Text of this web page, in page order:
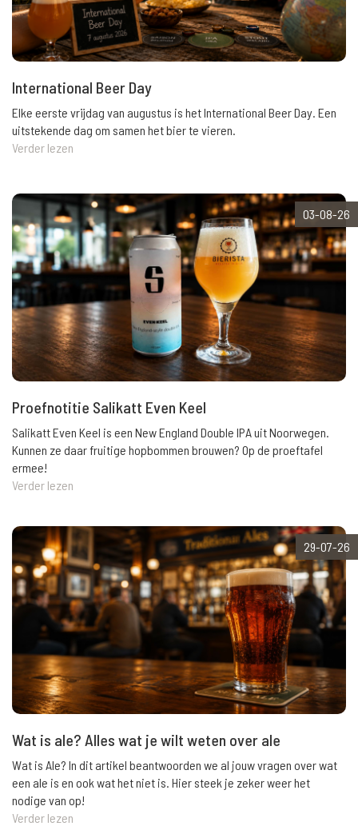
International Beer Day
Elke eerste vrijdag van augustus is het International Beer Day. Een
uitstekende dag om samen het bier te vieren.
Verder lezen
03-08-26
Proefnotitie Salikatt Even Keel
Salikatt Even Keel is een New England Double IPA uit Noorwegen.
Kunnen ze daar fruitige hopbommen brouwen? Op de proeftafel
ermee!
Verder lezen
29-07-26
Wat is ale? Alles wat je wilt weten over ale
Wat is Ale? In dit artikel beantwoorden we al jouw vragen over wat
een ale is en ook wat het niet is. Hier steek je zeker weer het
nodige van op!
Verder lezen